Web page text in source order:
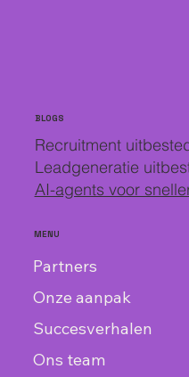
BLOGS
Recruitment
Leadgeneratie
AI-agents voor
MENU
Partners
Onze aanpak
Succesverhalen
Ons team